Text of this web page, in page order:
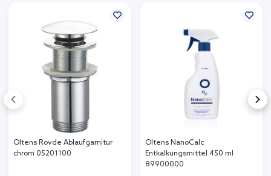
Oltens Rovde Ablaufgarnitur
chrom 05201100
Oltens NanoCalc
Entkalkungsmittel 450 ml
89900000